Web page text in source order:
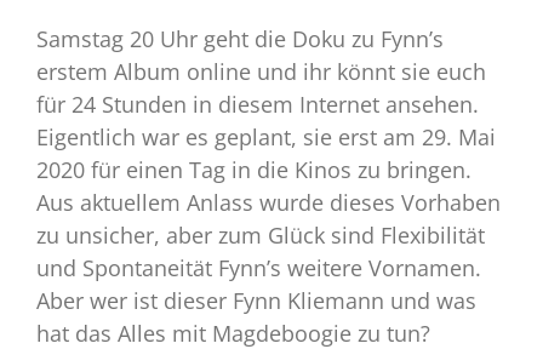
Samstag 20 Uhr geht die Doku zu Fynn’s
erstem Album online und ihr könnt sie euch
für 24 Stunden in diesem Internet ansehen.
Eigentlich war es geplant, sie erst am 29. Mai
2020 für einen Tag in die Kinos zu bringen.
Aus aktuellem Anlass wurde dieses Vorhaben
zu unsicher, aber zum Glück sind Flexibilität
und Spontaneität Fynn’s weitere Vornamen.
Aber wer ist dieser Fynn Kliemann und was
hat das Alles mit Magdeboogie zu tun?